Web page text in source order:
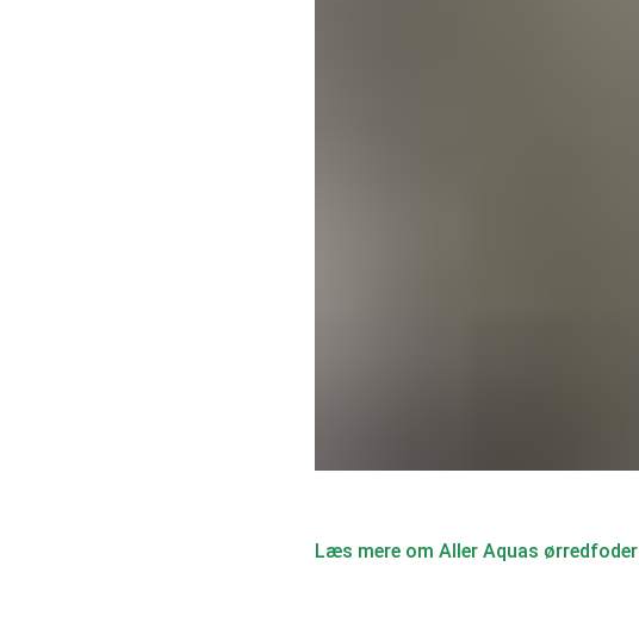
Læs mere om Aller Aquas ørredfoder